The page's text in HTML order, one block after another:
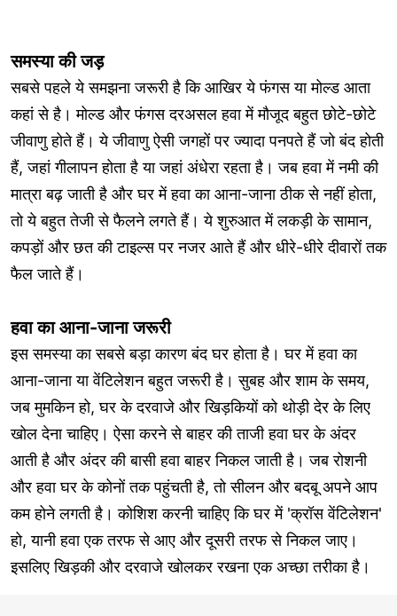
समस्या की जड़
सबसे पहले ये समझना जरूरी है कि आखिर ये फंगस या मोल्ड आता
कहां से है। मोल्ड और फंगस दरअसल हवा में मौजूद बहुत छोटे-छोटे
जीवाणु होते हैं। ये जीवाणु ऐसी जगहों पर ज्यादा पनपते हैं जो बंद होती
हैं, जहां गीलापन होता है या जहां अंधेरा रहता है। जब हवा में नमी की
मात्रा बढ़ जाती है और घर में हवा का आना-जाना ठीक से नहीं होता,
तो ये बहुत तेजी से फैलने लगते हैं। ये शुरुआत में लकड़ी के सामान,
कपड़ों और छत की टाइल्स पर नजर आते हैं और धीरे-धीरे दीवारों तक
फैल जाते हैं।
हवा का आना-जाना जरूरी
इस समस्या का सबसे बड़ा कारण बंद घर होता है। घर में हवा का
आना-जाना या वेंटिलेशन बहुत जरूरी है। सुबह और शाम के समय,
जब मुमकिन हो, घर के दरवाजे और खिड़कियों को थोड़ी देर के लिए
खोल देना चाहिए। ऐसा करने से बाहर की ताजी हवा घर के अंदर
आती है और अंदर की बासी हवा बाहर निकल जाती है। जब रोशनी
और हवा घर के कोनों तक पहुंचती है, तो सीलन और बदबू अपने आप
कम होने लगती है। कोशिश करनी चाहिए कि घर में 'क्रॉस वेंटिलेशन'
हो, यानी हवा एक तरफ से आए और दूसरी तरफ से निकल जाए।
इसलिए खिड़की और दरवाजे खोलकर रखना एक अच्छा तरीका है।